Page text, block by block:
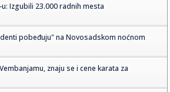
u: Izgubili 23.000 radnih mesta
pobeđuju" na Novosadskom noćnom
znaju se i cene karata za